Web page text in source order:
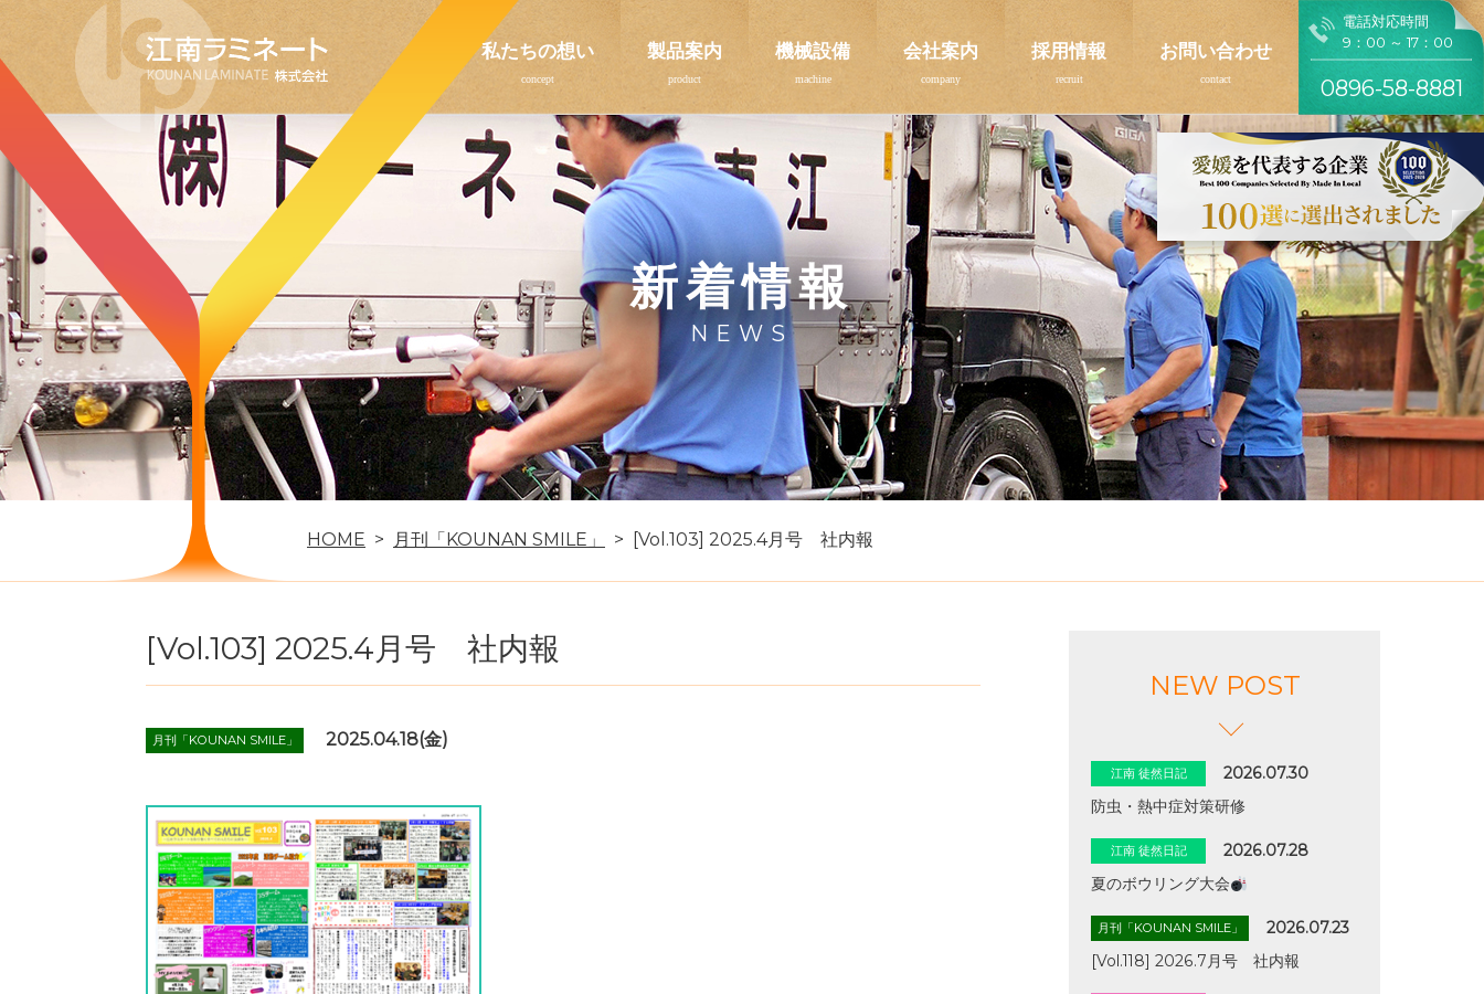
私たちの想い 製品案内 機械設備 会社案内 採用情報 お問い合わせ
電話対応時間
9：00 ～ 17：00
0896-58-8881
新着情報
HOME 月刊「KOUNAN SMILE」 [Vol.103] 2025.4月号 社内報
[Vol.103] 2025.4月号 社内報
月刊「KOUNAN SMILE」 2025.04.18(金)
NEW POST
江南 徒然日記
2026.07.30
防虫・熱中症対策研修
江南 徒然日記
2026.07.28
夏のボウリング大会
月刊「KOUNAN SMILE」
2026.07.23
[Vol.118] 2026.7月号 社内報